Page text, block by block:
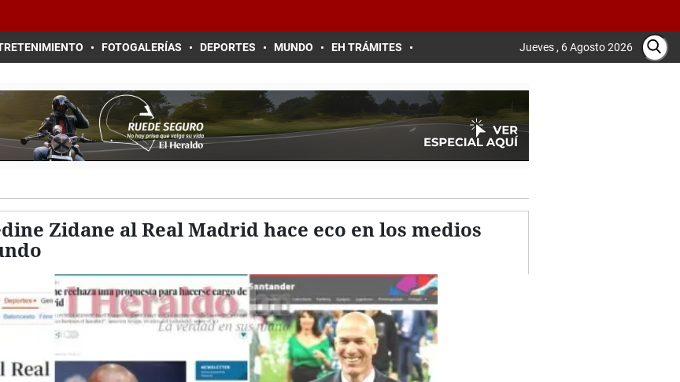
FOTOGALERÍAS DEPORTES MUNDO EH TRÁMITES Jueves , 6 Agosto 2026
Zidane al Real Madrid hace eco en los medios